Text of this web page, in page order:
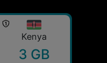
Kenya
3 GB